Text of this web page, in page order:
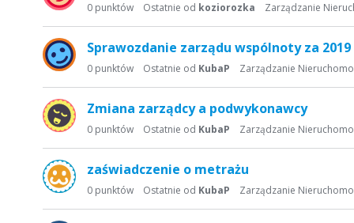
0 punktów Ostatnie od koziorozka Zarządzanie
Sprawozdanie zarządu wspólnoty za 2019
0 punktów Ostatnie od KubaP Zarządzanie
Zmiana zarządcy a podwykonawcy
0 punktów Ostatnie od KubaP Zarządzanie
zaświadczenie o metrażu
0 punktów Ostatnie od KubaP Zarządzanie